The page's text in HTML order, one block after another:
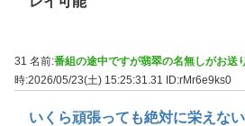
31 名前:番組の途中ですが翡翠の名無しがお送
時:2026/05/23(土) 15:25:31.31
ID:rMr6e9ks0
いくら頑張っても絶対に栄えな